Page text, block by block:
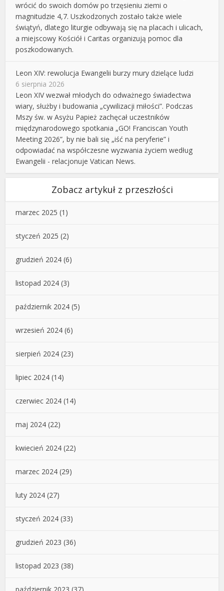
wrócić do swoich domów po trzęsieniu ziemi o
magnitudzie 4,7. Uszkodzonych zostało także wiele
świątyń, dlatego liturgie odbywają się na placach i ulicach,
a miejscowy Kościół i Caritas organizują pomoc dla
poszkodowanych.
Leon XIV: rewolucja Ewangelii burzy mury dzielące ludzi
6 sierpnia 2026
Leon XIV wezwał młodych do odważnego świadectwa
wiary, służby i budowania „cywilizacji miłości”. Podczas
Mszy św. w Asyżu Papież zachęcał uczestników
międzynarodowego spotkania „GO! Franciscan Youth
Meeting 2026”, by nie bali się „iść na peryferie” i
odpowiadać na współczesne wyzwania życiem według
Ewangelii - relacjonuje Vatican News.
Zobacz artykuł z przeszłości
marzec 2025 (1)
styczeń 2025 (2)
grudzień 2024 (6)
listopad 2024 (3)
październik 2024 (5)
wrzesień 2024 (6)
sierpień 2024 (23)
lipiec 2024 (14)
czerwiec 2024 (14)
maj 2024 (22)
kwiecień 2024 (22)
marzec 2024 (29)
luty 2024 (27)
styczeń 2024 (33)
grudzień 2023 (36)
listopad 2023 (38)